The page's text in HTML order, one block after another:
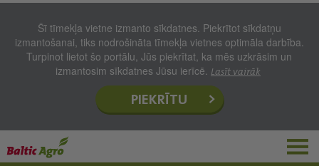
Šī tīmekļa vietne izmanto sīkdatnes. Piekrītot sīkdatņu
izmantošanai, tiks nodrošināta tīmekļa vietnes optimāla darbība.
Turpinot lietot šo portālu, Jūs piekrītat, ka mēs uzkrāsim un
izmantosim sīkdatnes Jūsu ierīcē. Lasīt vairāk
PIEKRĪTU